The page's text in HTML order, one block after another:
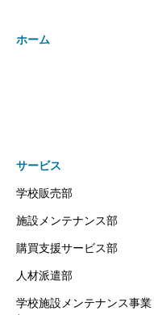
ホーム
サービス
学校販売部
施設メンテナンス部
購買支援サービス部
人材派遣部
学校施設メンテナンス事業